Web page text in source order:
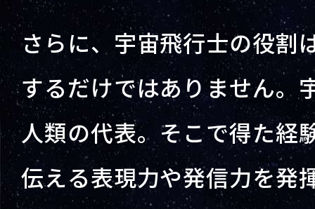
さらに、宇宙飛行士の役割
するだけではありません。
人類の代表。そこで得た経
伝える表現力や発信力を発